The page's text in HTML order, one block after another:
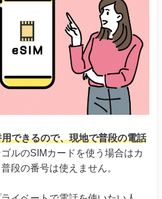
できるので、現地で普段の電話
ルのSIMカードを使う場合はカ
段の番号は使えません。